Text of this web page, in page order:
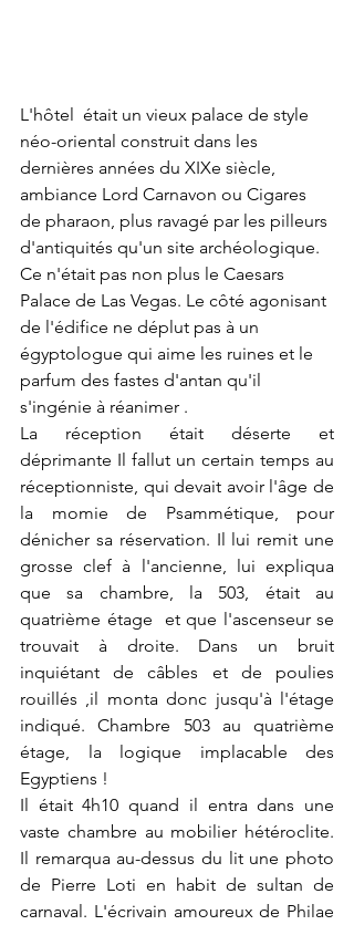
L'hôtel  était un vieux palace de style
néo-oriental construit dans les
dernières années du XIXe siècle,
ambiance Lord Carnavon ou Cigares
de pharaon, plus ravagé par les pilleurs
d'antiquités qu'un site archéologique.
Ce n'était pas non plus le Caesars
Palace de Las Vegas. Le côté agonisant
de l'édifice ne déplut pas à un
égyptologue qui aime les ruines et le
parfum des fastes d'antan qu'il
s'ingénie à réanimer .
La réception était déserte et
déprimante Il fallut un certain temps au
réceptionniste, qui devait avoir l'âge de
la momie de Psammétique, pour
dénicher sa réservation. Il lui remit une
grosse clef à l'ancienne, lui expliqua
que sa chambre, la 503, était au
quatrième étage  et que l'ascenseur se
trouvait à droite. Dans un bruit
inquiétant de câbles et de poulies
rouillés ,il monta donc jusqu'à l'étage
indiqué. Chambre 503 au quatrième
étage, la logique implacable des
Egyptiens !
Il était 4h10 quand il entra dans une
vaste chambre au mobilier hétéroclite.
Il remarqua au-dessus du lit une photo
de Pierre Loti en habit de sultan de
carnaval. L'écrivain amoureux de Philae